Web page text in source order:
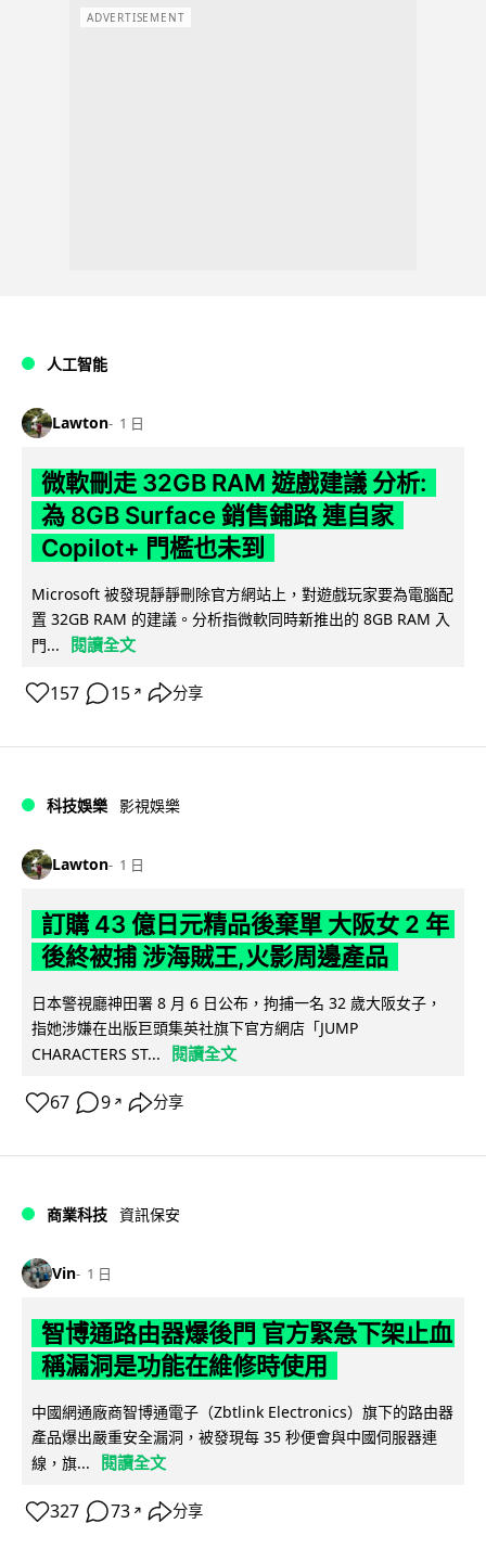
ADVERTISEMENT
人工智能
Lawton 1 日
微軟刪走 32GB RAM 遊戲建議 分析:
為 8GB Surface 銷售鋪路 連自家
Copilot+ 門檻也未到
Microsoft 被發現靜靜刪除官方網站上，對遊戲玩家要為電腦配
置 32GB RAM 的建議。分析指微軟同時新推出的 8GB RAM 入
門...
閱讀全文
157 15 ↗ 分享
科技娛樂 影視娛樂
Lawton 1 日
訂購 43 億日元精品後棄單 大阪女 2 年
後終被捕 涉海賊王,火影周邊產品
日本警視廳神田署 8 月 6 日公布，拘捕一名 32 歲大阪女子，
指她涉嫌在出版巨頭集英社旗下官方網店「JUMP
CHARACTERS ST...
閱讀全文
67 9 ↗ 分享
商業科技 資訊保安
Vin 1 日
智博通路由器爆後門 官方緊急下架止血
稱漏洞是功能在維修時使用
中國網通廠商智博通電子（Zbtlink Electronics）旗下的路由器
產品爆出嚴重安全漏洞，被發現每 35 秒便會與中國伺服器連
線，旗...
閱讀全文
327 73 ↗ 分享